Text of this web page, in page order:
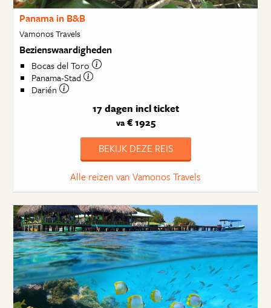
Panama in B&B
Vamonos Travels
Bezienswaardigheden
Bocas del Toro
Panama-Stad
Darién
17 dagen incl ticket
va€ 1925
BEKIJK DEZE REIS
Alle reizen van Vamonos Travels